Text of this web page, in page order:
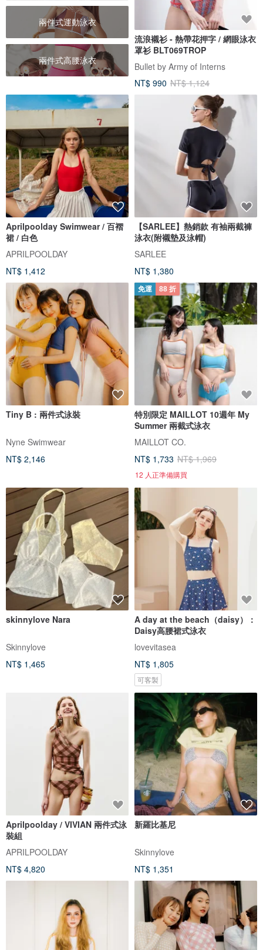
兩件式運動泳衣
兩件式高腰泳衣
流浪襯衫 - 熱帶花押字 / 網眼泳衣
罩衫 BLT069TROP
Bullet by Army of Interns
NT$ 990 NT$ 1,124
Aprilpoolday Swimwear / 百褶
裙 / 白色
APRILPOOLDAY
NT$ 1,412
【SARLEE】熱銷款 有袖兩截褲
泳衣(附襯墊及泳帽)
SARLEE
NT$ 1,380
Tiny B : 兩件式泳裝
Nyne Swimwear
NT$ 2,146
免運 88 折
特別限定 MAILLOT 10週年 My
Summer 兩截式泳衣
MAILLOT CO.
NT$ 1,733 NT$ 1,969
12 人正準備購買
skinnylove Nara
Skinnylove
NT$ 1,465
A day at the beach（daisy）：
Daisy高腰裙式泳衣
lovevitasea
NT$ 1,805
可客製
Aprilpoolday / VIVIAN 兩件式泳
裝組
APRILPOOLDAY
NT$ 4,820
新羅比基尼
Skinnylove
NT$ 1,351